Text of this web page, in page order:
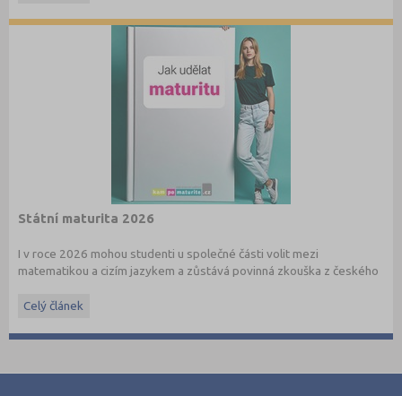
Státní maturita 2026
I v roce 2026 mohou studenti u společné části volit mezi
matematikou a cizím jazykem a zůstává povinná zkouška z českého
informacemi.
Celý článek